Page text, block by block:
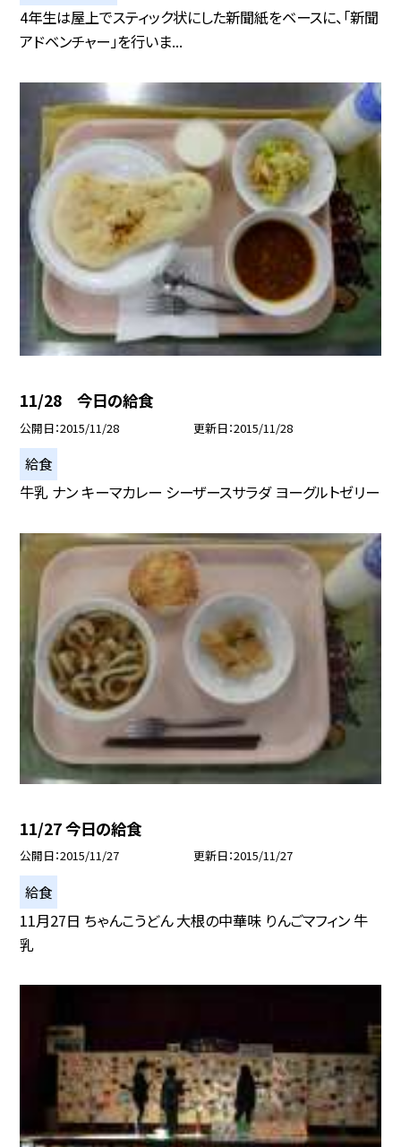
4年生は屋上でスティック状にした新聞紙をベースに、「新聞
アドベンチャー」を行いま...
11/28 今日の給食
公開日 2015/11/28 更新日 2015/11/28
給食
牛乳 ナン キーマカレー シーザースサラダ ヨーグルトゼリー
11/27 今日の給食
公開日 2015/11/27 更新日 2015/11/27
給食
11月27日 ちゃんこうどん 大根の中華味 りんごマフィン 牛
乳